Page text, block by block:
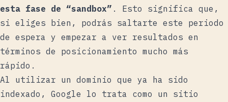
esta fase de “sandbox” . Esto significa que,
si eliges bien, podrás saltarte este periodo
de espera y empezar a ver resultados en
términos de posicionamiento mucho más
rápido.
Al utilizar un dominio que ya ha sido
indexado, Google lo trata como un sitio